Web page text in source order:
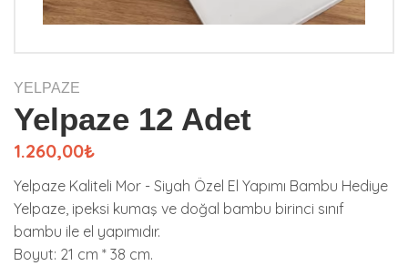
YELPAZE
Yelpaze 12 Adet
1.260,00₺
Yelpaze Kaliteli Mor - Siyah Özel El Yapımı Bambu Hediye
Yelpaze, ipeksi kumaş ve doğal bambu birinci sınıf
bambu ile el yapımıdır.
Boyut: 21 cm * 38 cm.